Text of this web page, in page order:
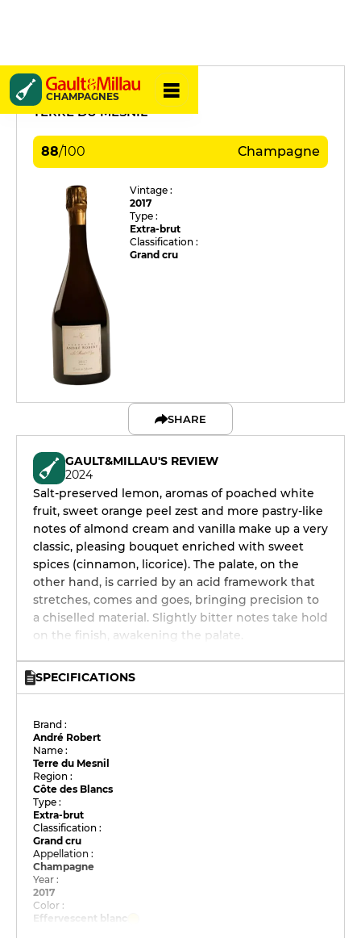
CHAMPAGNES
André Robert
TERRE DU MESNIL
88/100 Champagne
Vintage :
2017
Type :
Extra-brut
Classification :
Grand cru
SHARE
GAULT&MILLAU'S REVIEW
2024
Salt-preserved lemon, aromas of poached white
fruit, sweet orange peel zest and more pastry-like
notes of almond cream and vanilla make up a very
classic, pleasing bouquet enriched with sweet
spices (cinnamon, licorice). The palate, on the
other hand, is carried by an acid framework that
stretches, comes and goes, bringing precision to
a chiselled material. Slightly bitter notes take hold
on the finish, awakening the palate.
SPECIFICATIONS
Brand :
André Robert
Name :
Terre du Mesnil
Region :
Côte des Blancs
Type :
Extra-brut
Classification :
Grand cru
Appellation :
Champagne
Year :
2017
Color :
Effervescent blanc